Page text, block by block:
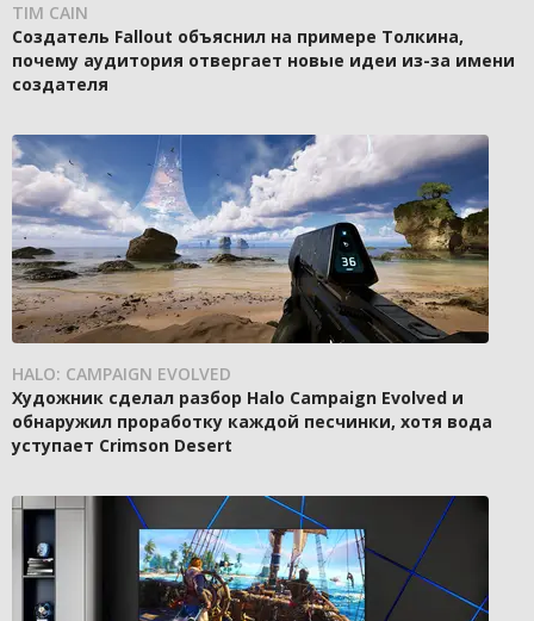
TIM CAIN
Создатель Fallout объяснил на примере Толкина,
почему аудитория отвергает новые идеи из-за имени
создателя
HALO: CAMPAIGN EVOLVED
Художник сделал разбор Halo Campaign Evolved и
обнаружил проработку каждой песчинки, хотя вода
уступает Crimson Desert